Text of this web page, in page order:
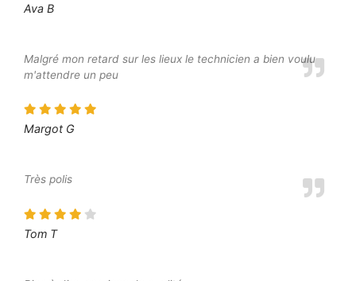
Ava B
Malgré mon retard sur les lieux le technicien a bien voulu
m'attendre un peu
Margot G
Très polis
Tom T